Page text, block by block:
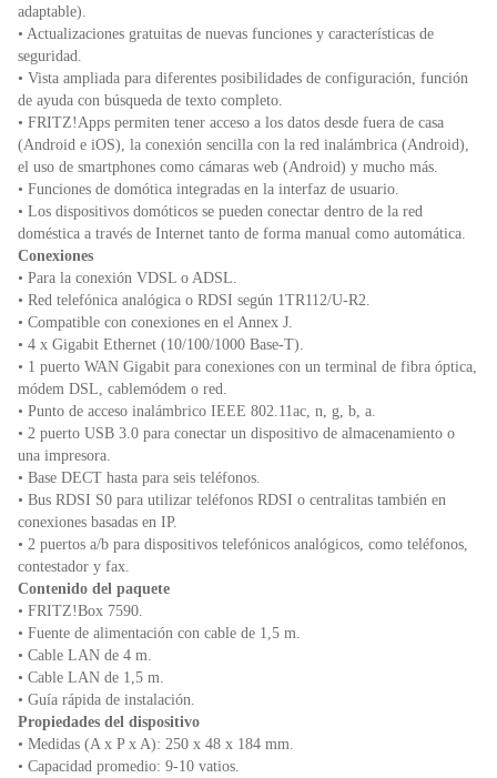
adaptable).
• Actualizaciones gratuitas de nuevas funciones y características de
seguridad.
• Vista ampliada para diferentes posibilidades de configuración, función
de ayuda con búsqueda de texto completo.
• FRITZ!Apps permiten tener acceso a los datos desde fuera de casa
(Android e iOS), la conexión sencilla con la red inalámbrica (Android),
el uso de smartphones como cámaras web (Android) y mucho más.
• Funciones de domótica integradas en la interfaz de usuario.
• Los dispositivos domóticos se pueden conectar dentro de la red
doméstica a través de Internet tanto de forma manual como automática.
Conexiones
• Para la conexión VDSL o ADSL.
• Red telefónica analógica o RDSI según 1TR112/U-R2.
• Compatible con conexiones en el Annex J.
• 4 x Gigabit Ethernet (10/100/1000 Base-T).
• 1 puerto WAN Gigabit para conexiones con un terminal de fibra óptica,
módem DSL, cablemódem o red.
• Punto de acceso inalámbrico IEEE 802.11ac, n, g, b, a.
• 2 puerto USB 3.0 para conectar un dispositivo de almacenamiento o
una impresora.
• Base DECT hasta para seis teléfonos.
• Bus RDSI S0 para utilizar teléfonos RDSI o centralitas también en
conexiones basadas en IP.
• 2 puertos a/b para dispositivos telefónicos analógicos, como teléfonos,
contestador y fax.
Contenido del paquete
• FRITZ!Box 7590.
• Fuente de alimentación con cable de 1,5 m.
• Cable LAN de 4 m.
• Cable LAN de 1,5 m.
• Guía rápida de instalación.
Propiedades del dispositivo
• Medidas (A x P x A): 250 x 48 x 184 mm.
• Capacidad promedio: 9-10 vatios.